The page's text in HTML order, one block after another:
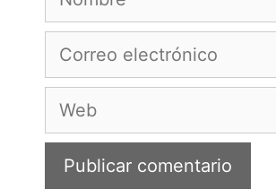
Correo
Web